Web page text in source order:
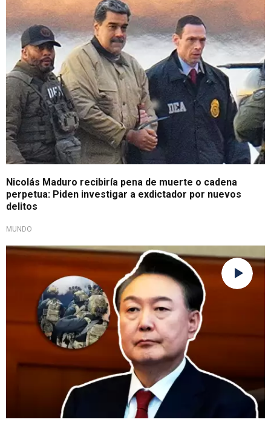
Nicolás Maduro recibiría pena de muerte o cadena
perpetua: Piden investigar a exdictador por nuevos
delitos
MUNDO
Histórica condena